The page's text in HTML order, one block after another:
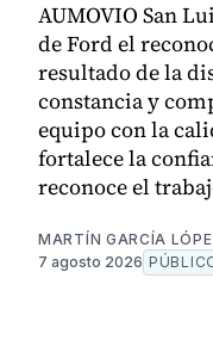
AUMOVIO San
de Ford el
resultado de la
constancia y
equipo con la
fortalece la
reconoce el
MARTÍN GARCÍA
7 agosto 2026